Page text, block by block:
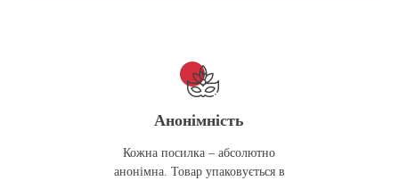
Анонімність
Кожна посилка – абсолютно
анонімна. Товар упаковується в